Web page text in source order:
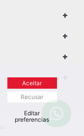
+
+
+
Aceitar
Recusar
Editar
preferencias